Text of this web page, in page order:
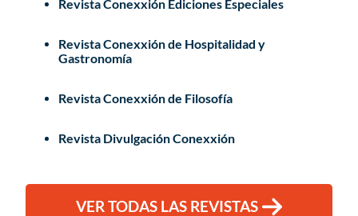
Revista Conexxión Ediciones Especiales
Revista Conexxión de Hospitalidad y
Gastronomía
Revista Conexxión de Filosofía
Revista Divulgación Conexxión
VER TODAS LAS REVISTAS